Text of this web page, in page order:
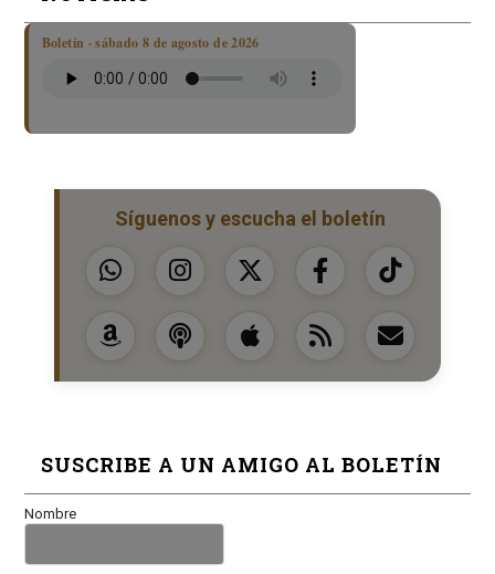
Boletín · sábado 8 de agosto de 2026
Síguenos y escucha el boletín
SUSCRIBE A UN AMIGO AL BOLETÍN
Nombre